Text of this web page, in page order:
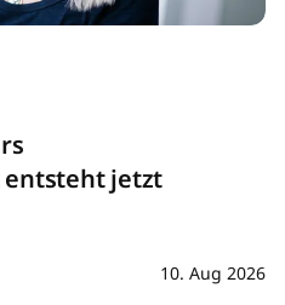
entsteht jetzt
10. Aug 2026